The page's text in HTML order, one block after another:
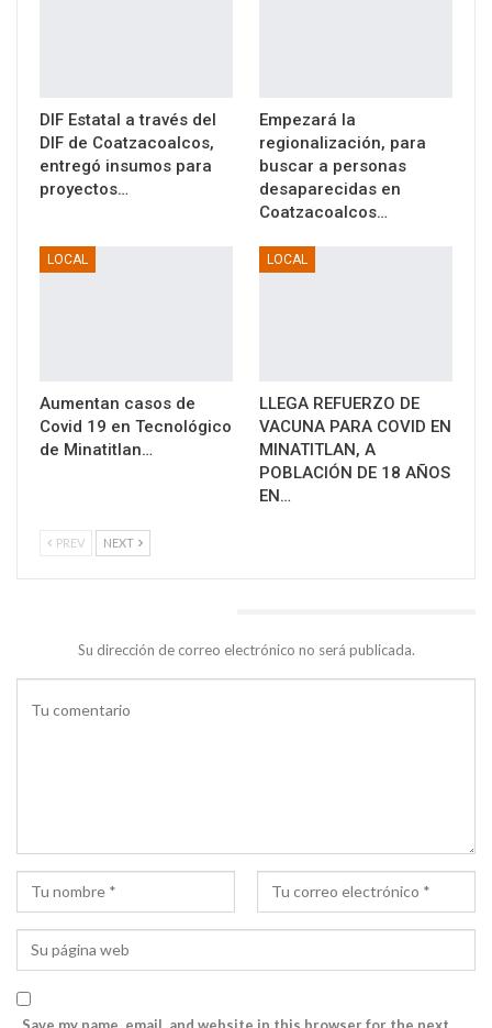
DIF Estatal a través del
DIF de Coatzacoalcos,
entregó insumos para
proyectos…
Empezará la
regionalización, para
buscar a personas
desaparecidas en
Coatzacoalcos…
LOCAL
Aumentan casos de
Covid 19 en Tecnológico
de Minatitlan…
LOCAL
LLEGA REFUERZO DE
VACUNA PARA COVID EN
MINATITLAN, A
POBLACIÓN DE 18 AÑOS
EN…
PREV NEXT
Su dirección de correo electrónico no será publicada.